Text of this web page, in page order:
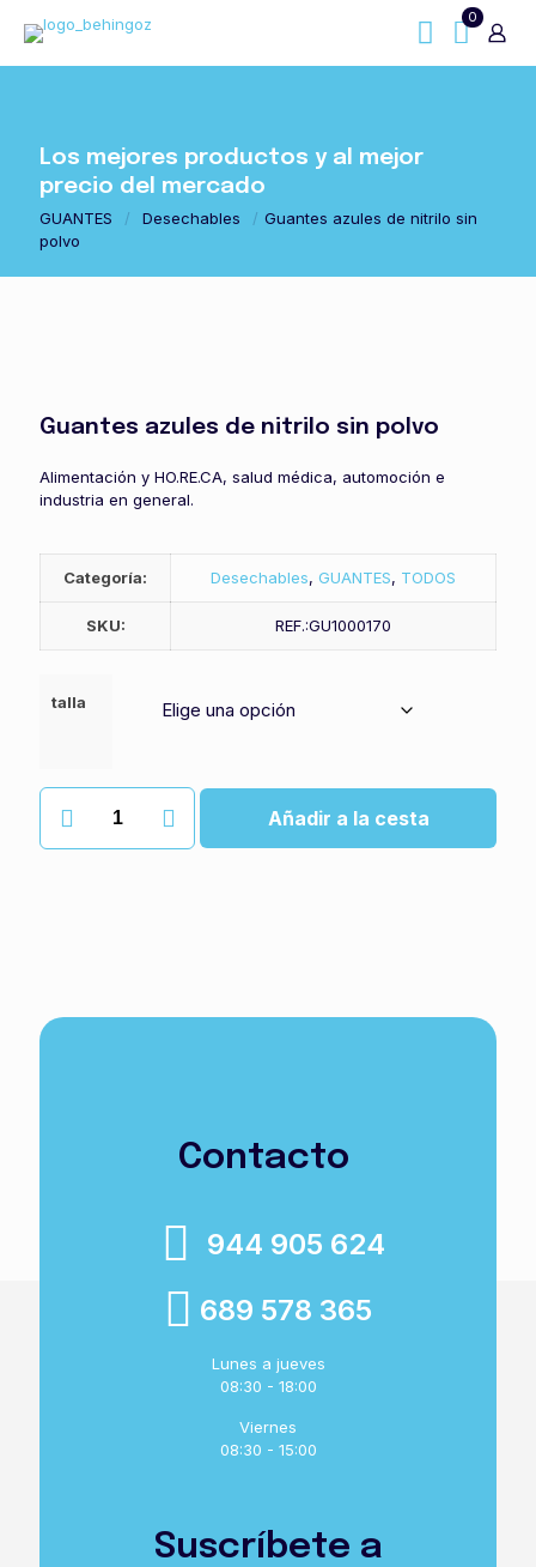
0
Los mejores productos y al mejor
precio del mercado
GUANTES / Desechables / Guantes azules de nitrilo sin
polvo
Guantes azules de nitrilo sin polvo
Alimentación y HO.RE.CA, salud médica, automoción e
industria en general.
Categoría: Desechables, GUANTES, TODOS
SKU: REF.:GU1000170
talla
Guantes
de
Añadir a la cesta
Contacto
944 905 624
689 578 365
Lunes a jueves
08:30 - 18:00
Viernes
08:30 - 15:00
Suscríbete a